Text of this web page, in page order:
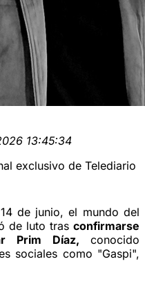
13:45:34
exclusivo de Telediario
de junio, el mundo del
de luto tras confirmarse
Prim Díaz, conocido
sociales como "Gaspi",